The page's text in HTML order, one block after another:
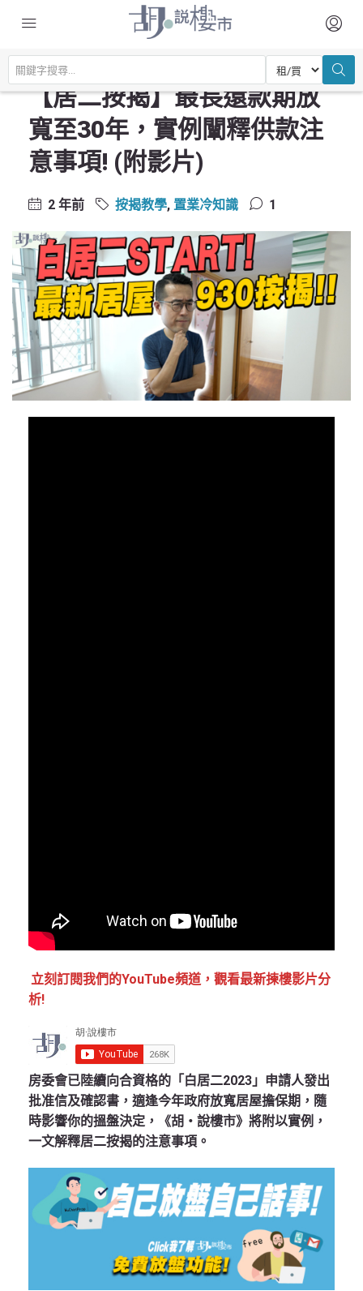
主頁
按揭教學
【居二按揭】最長還款期放寬至30年，實例闡釋供款注意事項! (附影片)
【居二按揭】最長還款期放
寬至30年，實例闡釋供款注
意事項! (附影片)
2 年前 按揭教學, 置業冷知識 1
立刻訂閱我們的YouTube頻道，觀看最新揀樓影片分
析!
房委會已陸續向合資格的「白居二2023」申請人發出
批准信及確認書，適逢今年政府放寬居屋擔保期，隨
時影響你的搵盤決定，《胡‧說樓市》將附以實例，
一文解釋居二按揭的注意事項。